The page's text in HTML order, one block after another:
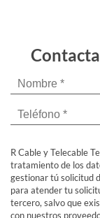
R Cable y Telecable
tratamiento de los
gestionar tú solicitud
para atender tu
tercero, salvo que
con nuestros